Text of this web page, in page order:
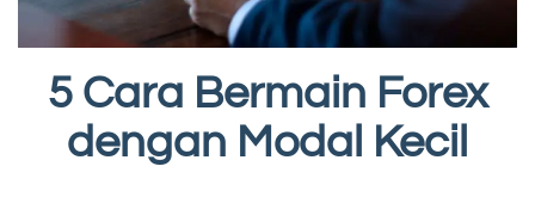
5 Cara Bermain Forex
dengan Modal Kecil